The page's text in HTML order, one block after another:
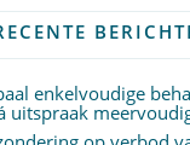
enkelvoudige
uitspraak